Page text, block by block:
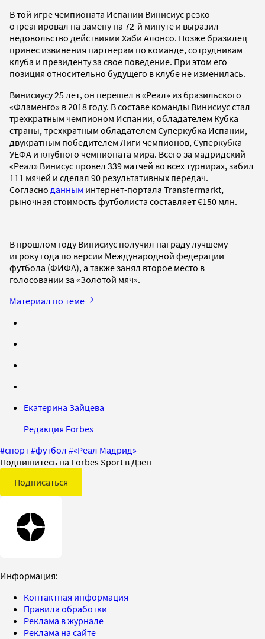
В той игре чемпионата Испании Винисиус резко
отреагировал на замену на 72-й минуте и выразил
недовольство действиями Хаби Алонсо. Позже бразилец
принес извинения партнерам по команде, сотрудникам
клуба и президенту за свое поведение. При этом его
позиция относительно будущего в клубе не изменилась.
Винисиусу 25 лет, он перешел в «Реал» из бразильского
«Фламенго» в 2018 году. В составе команды Винисиус стал
трехкратным чемпионом Испании, обладателем Кубка
страны, трехкратным обладателем Суперкубка Испании,
двукратным победителем Лиги чемпионов, Суперкубка
УЕФА и клубного чемпионата мира. Всего за мадридский
«Реал» Винисус провел 339 матчей во всех турнирах, забил
111 мячей и сделал 90 результативных передач.
Согласно данным интернет-портала Transfermarkt,
рыночная стоимость футболиста составляет €150 млн.
В прошлом году Винисиус получил награду лучшему
игроку года по версии Международной федерации
футбола (ФИФА), а также занял второе место в
голосовании за «Золотой мяч».
Материал по теме
Екатерина Зайцева
Редакция Forbes
#спорт#футбол #«Реал Мадрид»
Подпишитесь на Forbes Sport в Дзен
Подписаться
Информация:
Контактная информация
Правила обработки
Реклама в журнале
Реклама на сайте